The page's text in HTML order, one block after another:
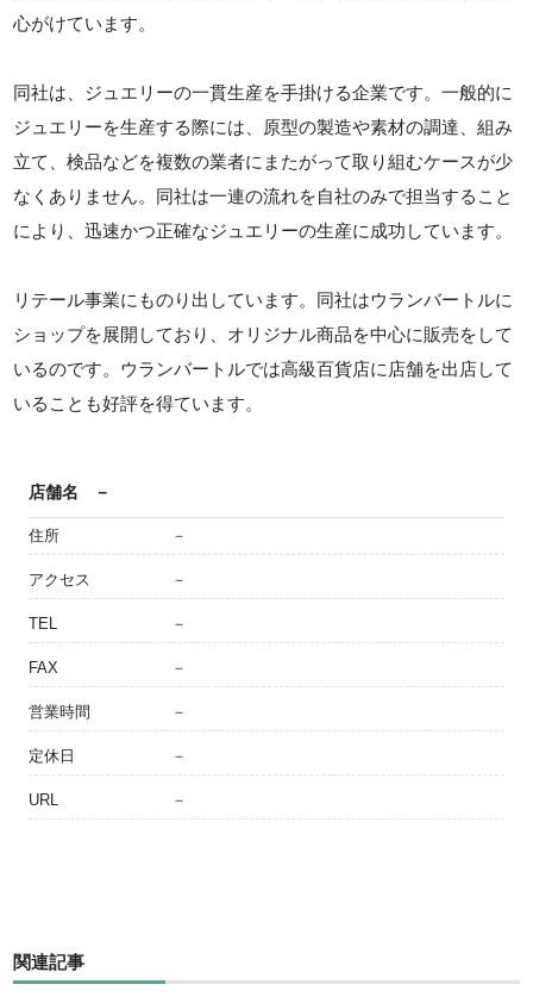
心がけています。
同社は、ジュエリーの一貫生産を手掛ける企業です。一般的に
ジュエリーを生産する際には、原型の製造や素材の調達、組み
立て、検品などを複数の業者にまたがって取り組むケースが少
なくありません。同社は一連の流れを自社のみで担当すること
により、迅速かつ正確なジュエリーの生産に成功しています。
リテール事業にものり出しています。同社はウランバートルに
ショップを展開しており、オリジナル商品を中心に販売をして
いるのです。ウランバートルでは高級百貨店に店舗を出店して
いることも好評を得ています。
店舗名 －
住所 －
アクセス －
TEL －
FAX －
営業時間 －
定休日 －
URL －
関連記事